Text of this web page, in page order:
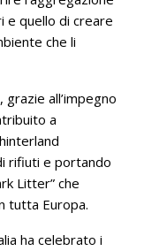
e quello di creare
che li
all’impegno
a
rifiuti e portando
Litter” che
tutta Europa.
ha celebrato i